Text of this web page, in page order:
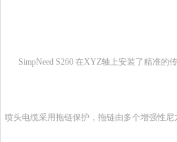
SimpNeed S260 在XYZ轴上安装了精准的
喷头电缆采用拖链保护，拖链由多个增强性